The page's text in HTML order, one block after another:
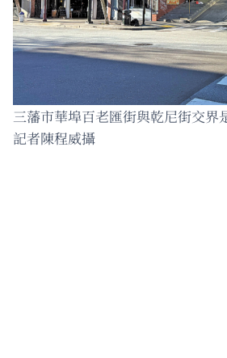
三藩市華埠百老匯街與乾尼街交界
記者陳程威攝